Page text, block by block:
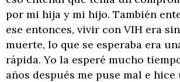
por mi hija y mi hijo. También
ese entonces, vivir con VIH era
muerte, lo que se esperaba era
rápida. Yo la esperé mucho
años después me puse mal e